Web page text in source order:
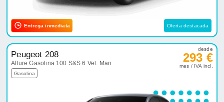
Entrega inmediata Oferta destacada
Peugeot 208
Allure Gasolina 100 S&S 6 Vel. Man
Gasolina
desde
293 €
mes / IVA incl.